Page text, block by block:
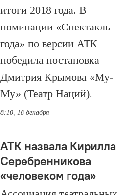
итоги 2018 года. В
номинации «Спектакль
года» по версии АТК
победила постановка
Дмитрия Крымова «Му-
Му» (Театр Наций).
8:10, 18 декабря
АТК назвала Кирилла
Серебренникова
«человеком года»